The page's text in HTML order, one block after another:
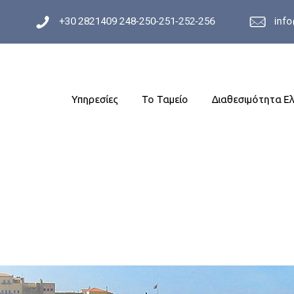
+30 2821409 248-250-251-252-256
Υπηρεσίες Το Ταμείο Διαθεσιμότητα